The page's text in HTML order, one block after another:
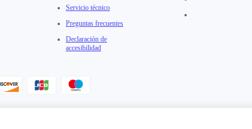
Servicio técnico
Preguntas frecuentes
Declaración de
accesibilidad